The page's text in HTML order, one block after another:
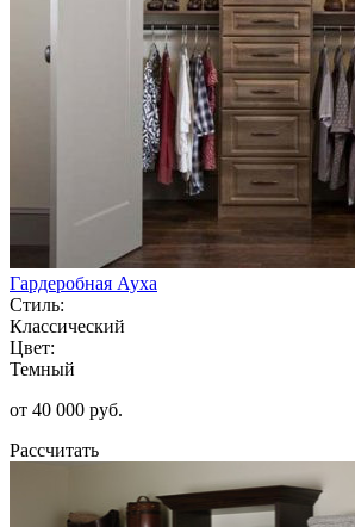
Гардеробная Ауха
Стиль:
Классический
Цвет:
Темный
от 40 000 руб.
Рассчитать